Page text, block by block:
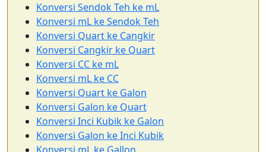
Konversi Sendok Teh ke mL
Konversi mL ke Sendok Teh
Konversi Quart ke Cangkir
Konversi Cangkir ke Quart
Konversi CC ke mL
Konversi mL ke CC
Konversi Quart ke Galon
Konversi Galon ke Quart
Konversi Inci Kubik ke Galon
Konversi Galon ke Inci Kubik